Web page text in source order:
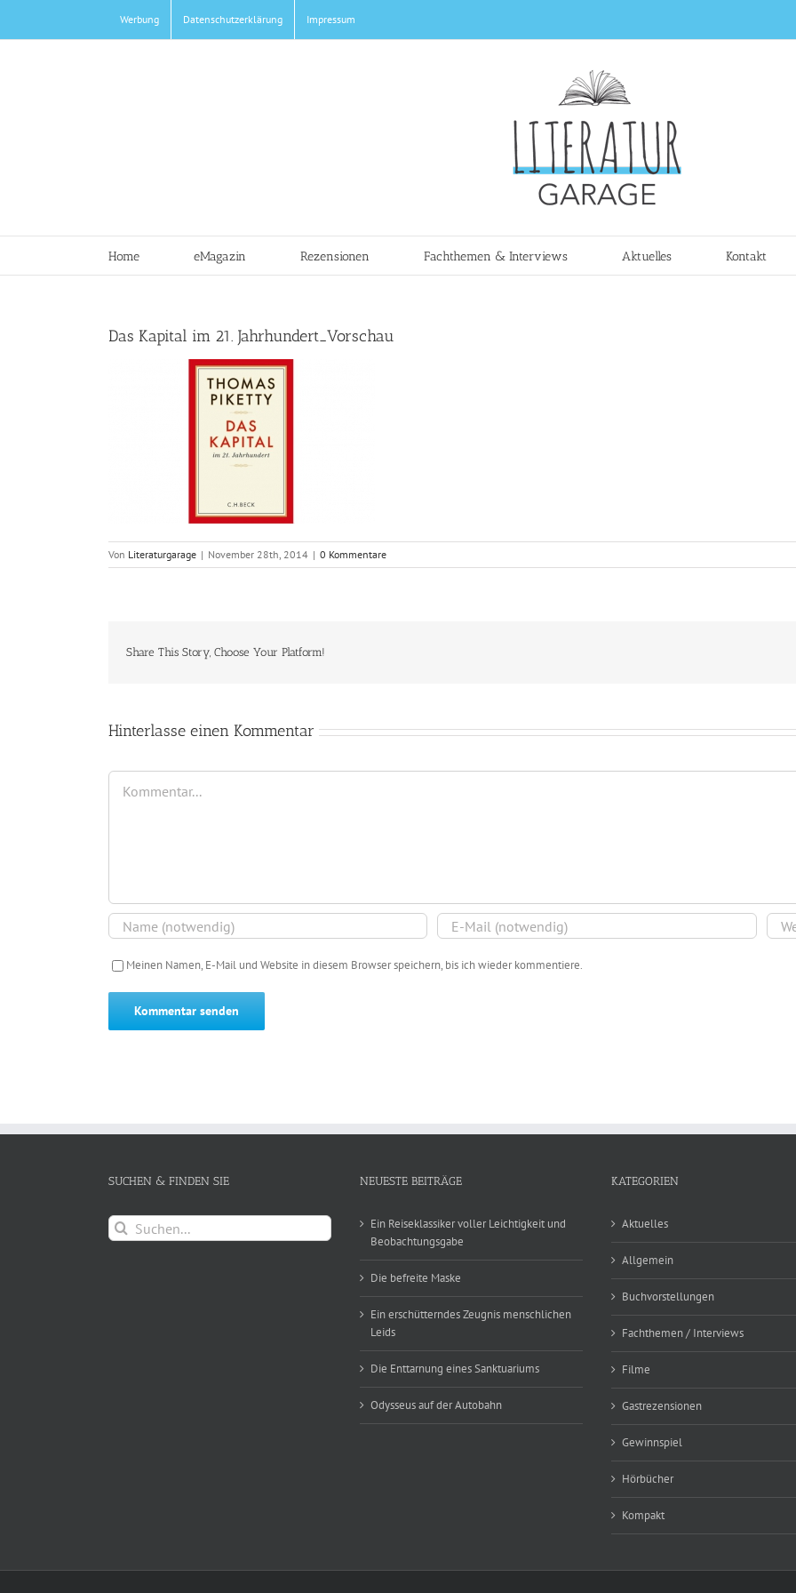
springen
Werbung Datenschutzerklärung Impressum
Home eMagazin Rezensionen Fachthemen & Interviews Aktuelles Kontakt
Das Kapital im 21. Jahrhundert_Vorschau
Von Literaturgarage | November 28th, 2014 | 0 Kommentare
Share This Story, Choose Your Platform!
Hinterlasse einen Kommentar
Kommentar
Meinen Namen, E-Mail und Website in diesem Browser speichern, bis ich wieder kommentiere.
SUCHEN & FINDEN SIE
Suche
nach:
NEUESTE BEITRÄGE
Ein Reiseklassiker voller Leichtigkeit und
Beobachtungsgabe
Die befreite Maske
Ein erschütterndes Zeugnis menschlichen
Leids
Die Enttarnung eines Sanktuariums
Odysseus auf der Autobahn
KATEGORIEN
Aktuelles
Allgemein
Buchvorstellungen
Fachthemen / Interviews
Filme
Gastrezensionen
Gewinnspiel
Hörbücher
Kompakt